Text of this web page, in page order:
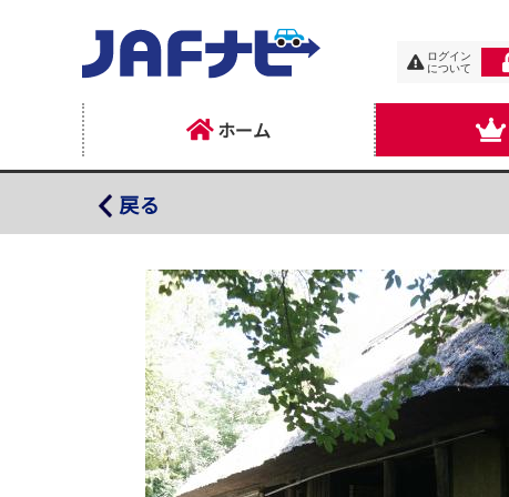
ログイン
について
ホーム
戻る
四国村ミウゼアム